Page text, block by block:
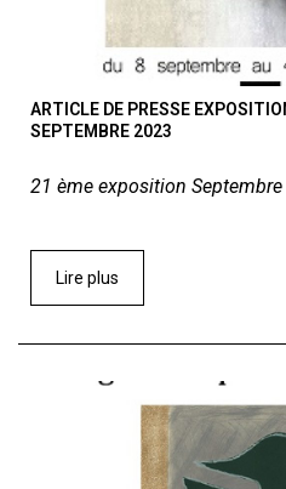
ARTICLE DE PRESSE
SEPTEMBRE 2023
21 ème exposition
Lire plus